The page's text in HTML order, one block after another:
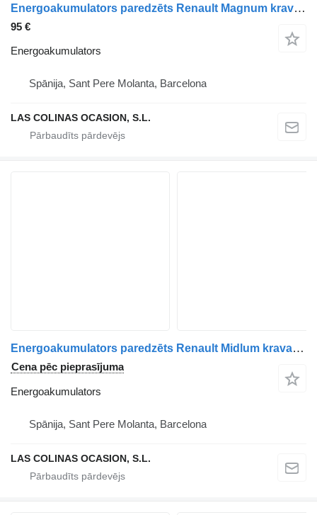
Energoakumulators paredzēts Renault Magnum kravas automašīnas
95 €
Energoakumulators
Spānija, Sant Pere Molanta, Barcelona
LAS COLINAS OCASION, S.L.
Energoakumulators paredzēts Renault Midlum kravas automašīnas
Cena pēc pieprasījuma
Energoakumulators
Spānija, Sant Pere Molanta, Barcelona
LAS COLINAS OCASION, S.L.